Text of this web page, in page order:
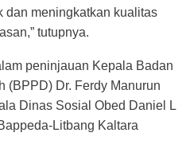
dan meningkatkan kualitas
tutupnya.
peninjauan Kepala Badan
(BPPD) Dr. Ferdy Manurun
Dinas Sosial Obed Daniel L
Litbang Kaltara